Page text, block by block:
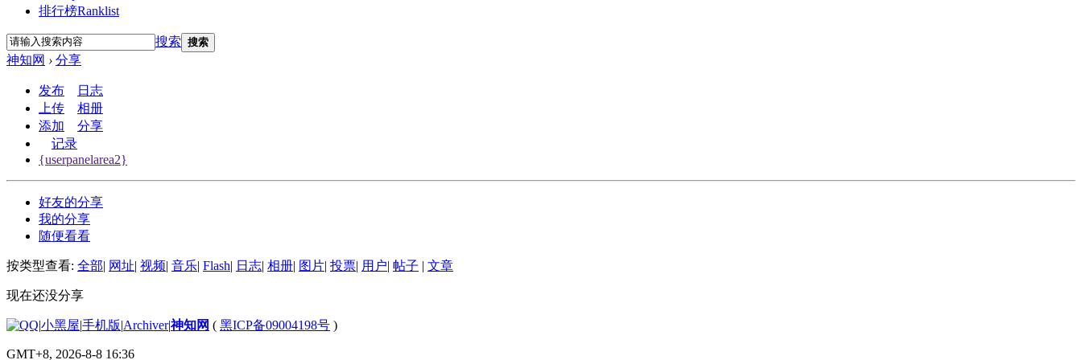
排行榜Ranklist
搜索 搜索
神知网 › 分享
发布
日志
上传
相册
添加
分享
记录
{userpanelarea2}
好友的分享
我的分享
随便看看
按类型查看: 全部| 网址| 视频| 音乐| Flash| 日志| 相册| 图片| 投票| 用户| 帖子 | 文章
现在还没分享
|小黑屋|手机版|Archiver|神知网 ( 黑ICP备09004198号 )
GMT+8, 2026-8-8 16:36